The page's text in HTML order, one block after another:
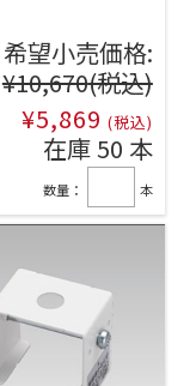
希望小売価格:
¥10,670(税込)
¥5,869 (税込)
在庫 50 本
数量： 本